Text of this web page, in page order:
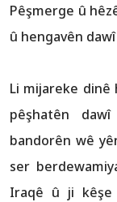
Pêşmerge û
û hengavên
Li mijareke dinê
pêşhatên
bandorên wê
ser
Iraqê û ji kêşe